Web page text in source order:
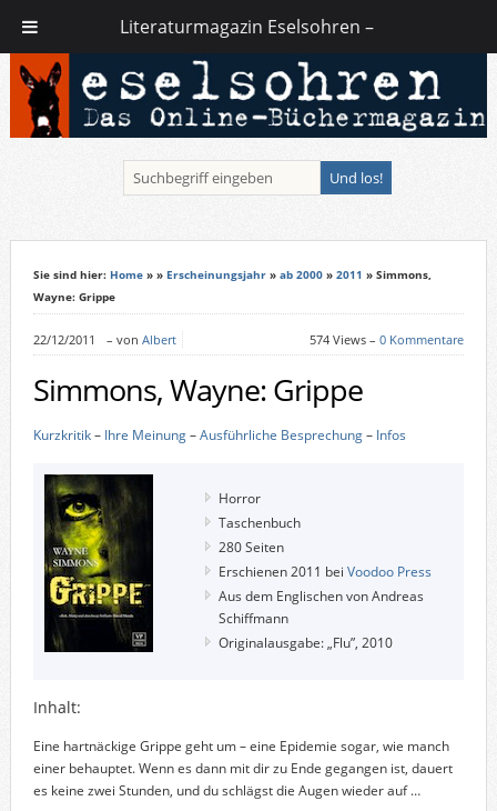
Sie sind hier: Home» » Erscheinungsjahr» ab 2000» 2011 » Simmons,
Wayne: Grippe
22/12/2011 – von Albert 574 Views –0 Kommentare
Simmons, Wayne: Grippe
Kurzkritik– Ihre Meinung–Ausführliche Besprechung– Infos
Horror
Taschenbuch
280 Seiten
Erschienen 2011 bei Voodoo Press
Aus dem Englischen von Andreas
Schiffmann
Originalausgabe: „Flu”, 2010
Inhalt:
Eine hartnäckige Grippe geht um – eine Epidemie sogar, wie manch
einer behauptet. Wenn es dann mit dir zu Ende gegangen ist, dauert
es keine zwei Stunden, und du schlägst die Augen wieder auf…
Literaturmagazin Eselsohren –